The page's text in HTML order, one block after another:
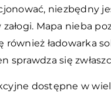
niezbędny
Mapa nieba
również ładowarka
się
dostępne w